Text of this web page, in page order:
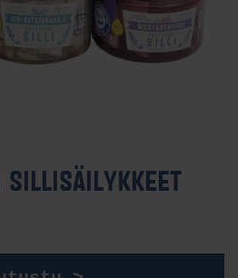
SIL­LI­SÄI­LYK­KEET